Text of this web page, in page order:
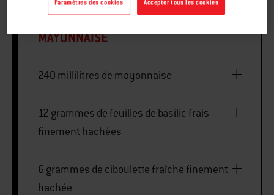
MAYONNAISE
240 millilitres de mayonnaise
12 grammes de feuilles de basilic frais
finement hachées
6 grammes de ciboulette fraîche finement
hachée
Accepter tous les cookies
Paramètres des cookies